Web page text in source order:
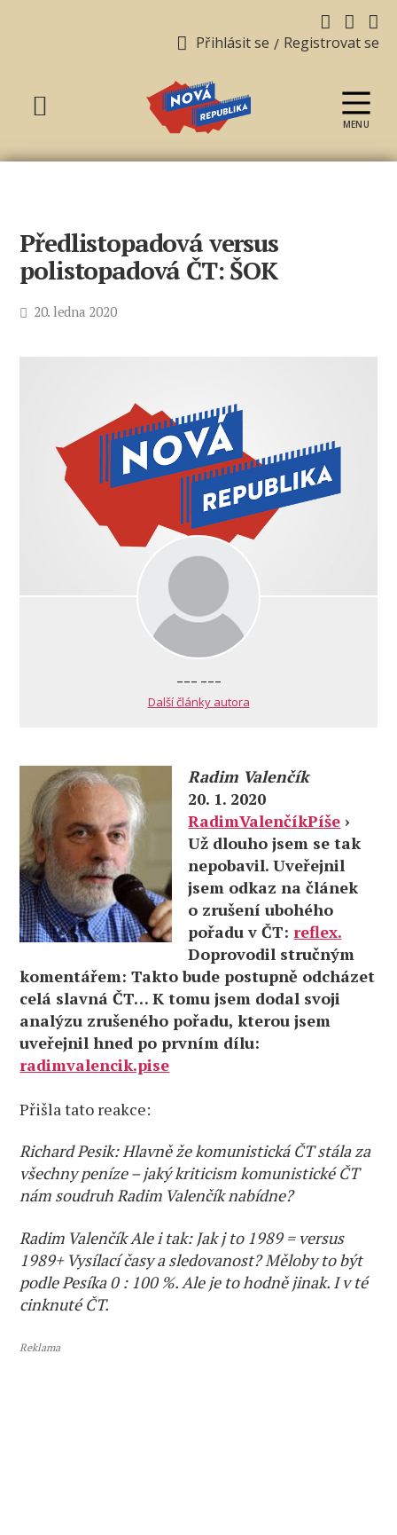
Přihlásit se / Registrovat se
republika
MENU
Předlistopadová versus
polistopadová ČT: ŠOK
Datum
20. ledna 2020
--- ---
Další články autora
Radim Valenčík
20. 1. 2020
RadimValenčíkPíše ›
Už dlouho jsem se tak
nepobavil. Uveřejnil
jsem odkaz na článek
o zrušení ubohého
pořadu v ČT: reflex.
Doprovodil stručným
komentářem: Takto bude postupně odcházet
celá slavná ČT… K tomu jsem dodal svoji
analýzu zrušeného pořadu, kterou jsem
uveřejnil hned po prvním dílu:
radimvalencik.pise
Přišla tato reakce:
Richard Pesik: Hlavně že komunistická ČT stála za
všechny peníze – jaký kriticism komunistické ČT
nám soudruh Radim Valenčík nabídne?
Radim Valenčík Ale i tak: Jak j to 1989 = versus
1989+ Vysílací časy a sledovanost? Měloby to být
podle Pesíka 0 : 100 %. Ale je to hodně jinak. I v té
cinknuté ČT.
Reklama